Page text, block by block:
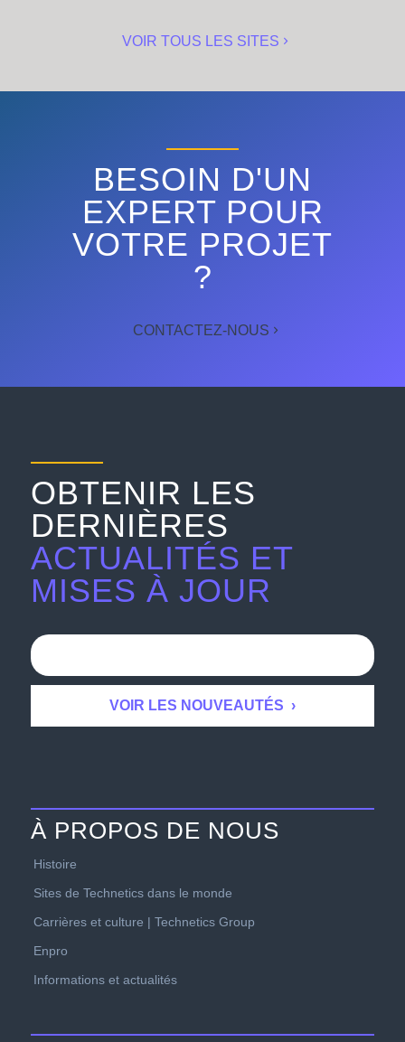
VOIR TOUS LES SITES
BESOIN D'UN
EXPERT POUR
VOTRE PROJET
?
CONTACTEZ-NOUS
OBTENIR LES
DERNIÈRES
ACTUALITÉS ET
MISES À JOUR
À PROPOS DE NOUS
Histoire
Sites de Technetics dans le monde
Carrières et culture | Technetics Group
Enpro
Informations et actualités